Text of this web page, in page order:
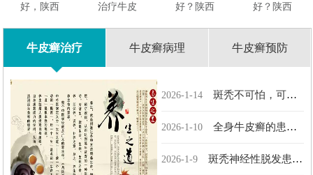
好，陕西
治疗牛皮
好？陕西
好？陕西
牛皮癣治疗 牛皮癣病理 牛皮癣预防
2026-1-14 斑秃不可怕，可怕
的是你没找到高明的中医师
2026-1-10 全身牛皮癣的患
者，慕名找贾玲中医救治
2026-1-9 斑秃神经性脱发患者